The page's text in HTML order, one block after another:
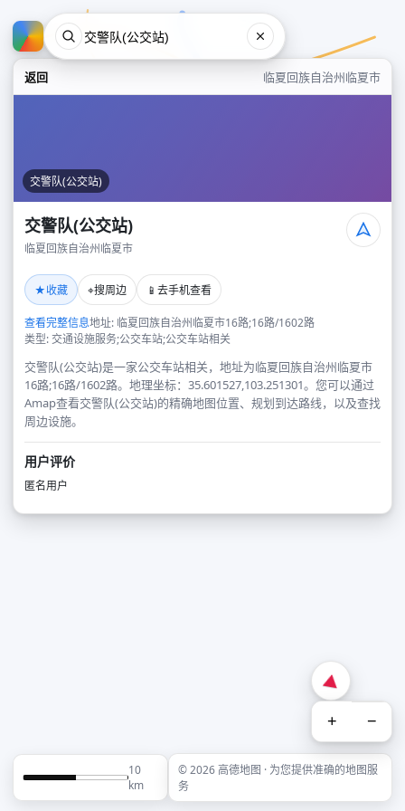
返回 临夏回族自治州临夏市
交警队(公交站)
交警队(公交站)
临夏回族自治州临夏市
★收藏 ⌖搜周边 📱 去手机查看
查看完整信息地址: 临夏回族自治州临夏市16路;16路/1602路
类型: 交通设施服务;公交车站;公交车站相关
交警队(公交站)是一家公交车站相关，地址为临夏回族自治州临夏市
16路;16路/1602路。地理坐标：35.601527,103.251301。您可以通过
Amap查看交警队(公交站)的精确地图位置、规划到达路线，以及查找
周边设施。
用户评价
匿名用户
+ −
10
km
© 2026 高德地图 · 为您提供准确的地图服
务